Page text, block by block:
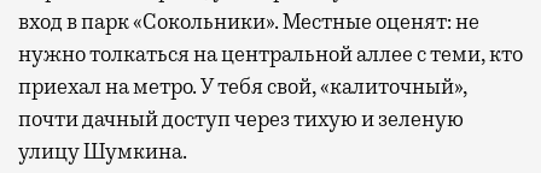
вход в парк «Сокольники». Местные оценят: не
нужно толкаться на центральной аллее с теми, кто
приехал на метро. У тебя свой, «калиточный»,
почти дачный доступ через тихую и зеленую
улицу Шумкина.